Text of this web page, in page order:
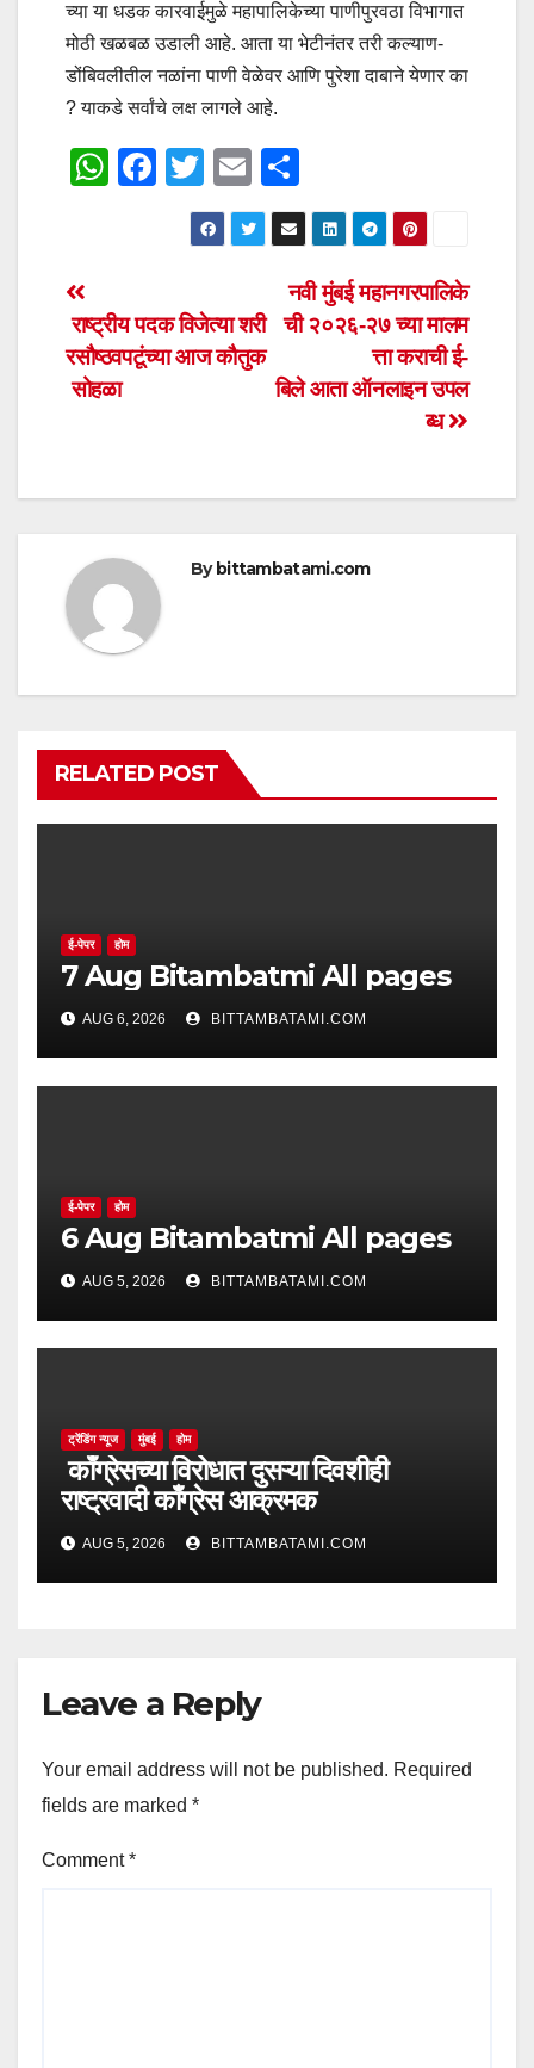
च्या या धडक कारवाईमुळे महापालिकेच्या पाणीपुरवठा विभागात
मोठी खळबळ उडाली आहे. आता या भेटीनंतर तरी कल्याण-
डोंबिवलीतील नळांना पाणी वेळेवर आणि पुरेशा दाबाने येणार का
? याकडे सर्वांचे लक्ष लागले आहे.
W
A
p
p
F
b
o
T
wi
tt
E
m
ail
h
ar
e
Post
navigation
नवी मुंबई महानगरपालिके
ची २०२६-२७ च्या मालम
त्ता कराची ई-
बिले आता ऑनलाइन उपल
ब्ध
राष्ट्रीय पदक विजेत्या शरी
रसौष्ठवपटूंच्या आज कौतुक
सोहळा
By bittambatami.com
RELATED POST
ई-पेपर होम
7 Aug Bitambatmi All pages
AUG 6, 2026 BITTAMBATAMI.COM
ई-पेपर होम
6 Aug Bitambatmi All pages
AUG 5, 2026 BITTAMBATAMI.COM
ट्रेंडिंग न्यूज मुंबई होम
काँग्रेसच्या विरोधात दुसऱ्या दिवशीही
राष्ट्रवादी काँग्रेस आक्रमक
AUG 5, 2026 BITTAMBATAMI.COM
Leave a Reply
Your email address will not be published. Required
fields are marked *
Comment*